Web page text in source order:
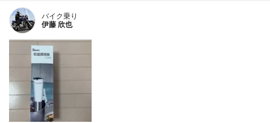
バイク乗り
伊藤 欣也